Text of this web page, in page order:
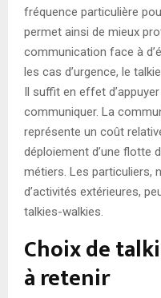
fréquence particulière
permet ainsi de mieux
communication face à
les cas d’urgence, le
Il suffit en effet
communiquer. La
représente un coût
déploiement d’une flotte
métiers. Les particuliers,
d’activités extérieures,
talkies-walkies.
Choix de
à retenir